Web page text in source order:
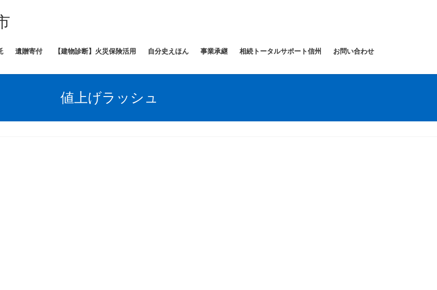
遺贈寄付 【建物診断】火災保険活用 自分史えほん 事業承継 相続トータルサポート信州 お問い合わせ
値上げラッシュ